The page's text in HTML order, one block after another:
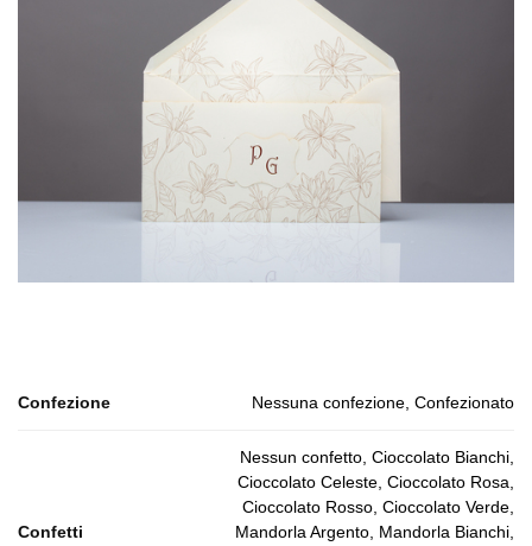
Confezione Nessuna confezione, Confezionato
Confetti
Nessun confetto, Cioccolato Bianchi,
Cioccolato Celeste, Cioccolato Rosa,
Cioccolato Rosso, Cioccolato Verde,
Mandorla Argento, Mandorla Bianchi,